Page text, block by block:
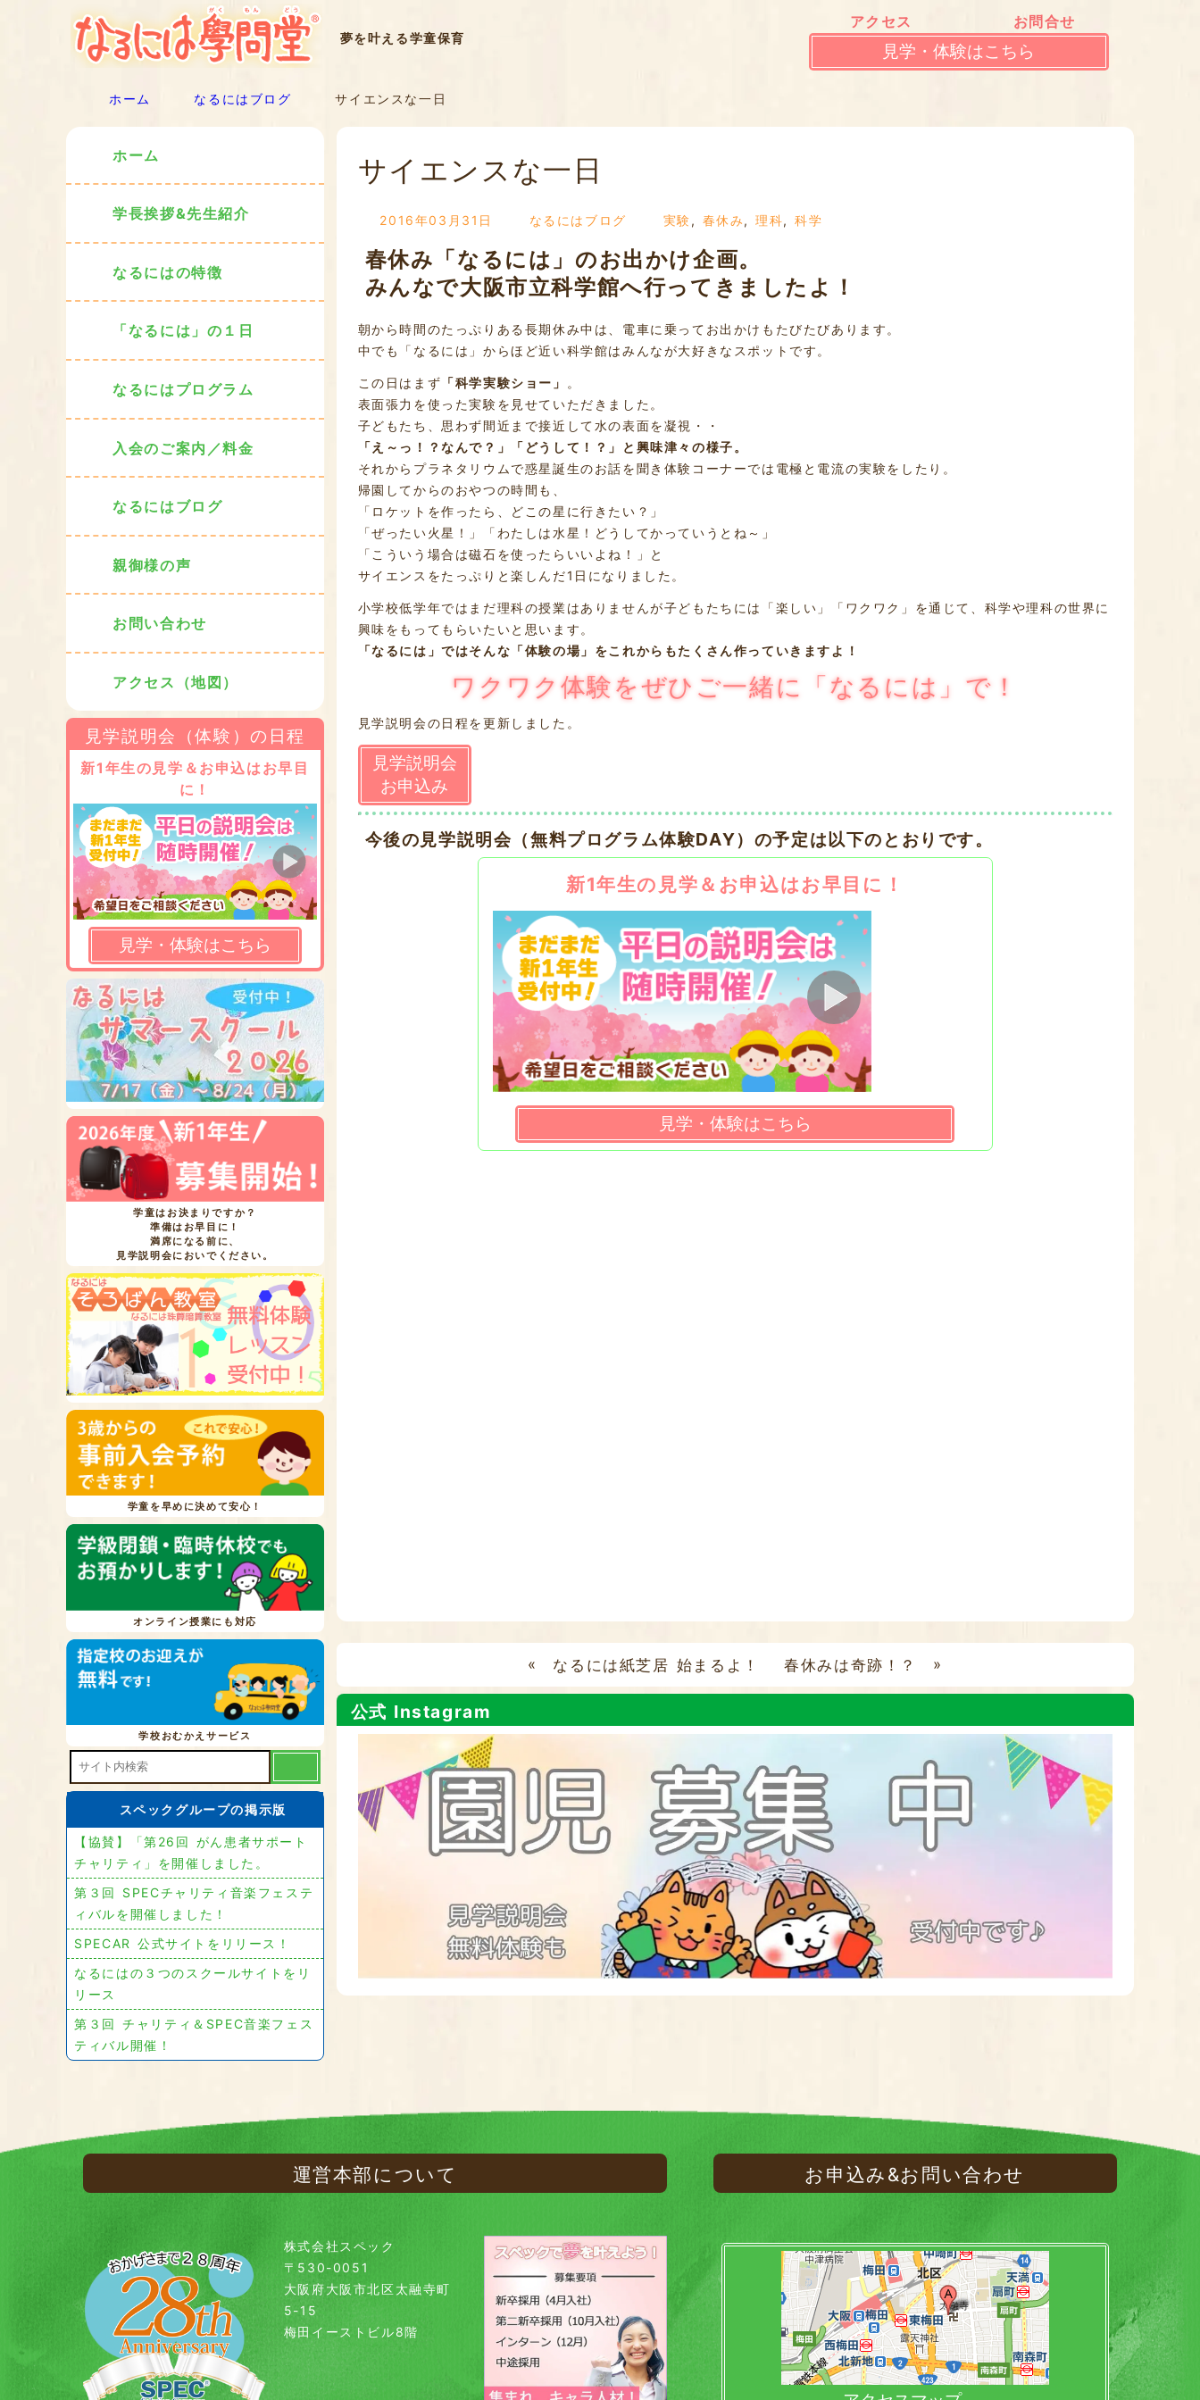
夢を叶える学童保育
アクセス お問合せ
見学・体験はこちら
ホーム なるにはブログ サイエンスな一日
サイエンスな一日
2016年03月31日 なるにはブログ 実験, 春休み,理科,科学
春休み「なるには」のお出かけ企画。
みんなで大阪市立科学館へ行ってきましたよ！
朝から時間のたっぷりある長期休み中は、電車に乗ってお出かけもたびたびあります。
中でも「なるには」からほど近い科学館はみんなが大好きなスポットです。
この日はまず 「科学実験ショー」
。
表面張力を使った実験を見せていただきました。
子どもたち、思わず間近まで接近して水の表面を凝視・・
「え～っ！？なんで？」「どうして！？」と興味津々の様子。
それからプラネタリウムで惑星誕生のお話を聞き体験コーナーでは電極と電流の実験をしたり。
帰園してからのおやつの時間も、
「ロケットを作ったら、どこの星に行きたい？」
「ぜったい火星！」「わたしは水星！どうしてかっていうとね～」
「こういう場合は磁石を使ったらいいよね！」と
サイエンスをたっぷりと楽しんだ1日になりました。
小学校低学年ではまだ理科の授業はありませんが子どもたちには「楽しい」「ワクワク」を通じて、科学や理科の世界に
興味をもってもらいたいと思います。
「なるには」ではそんな「体験の場」をこれからもたくさん作っていきますよ！
ワクワク体験をぜひご一緒に「なるには」で！
見学説明会の日程を更新しました。
見学説明会
お申込み
今後の見学説明会（無料プログラム体験DAY）の予定は以下のとおりです。
新1年生の見学＆お申込はお早目に！
見学・体験はこちら
« なるには紙芝居 始まるよ！ 春休みは奇跡！？ »
公式 Instagram
ホーム
学長挨拶&先生紹介
なるにはの特徴
「なるには」の１日
なるにはプログラム
入会のご案内／料金
なるにはブログ
親御様の声
お問い合わせ
アクセス（地図）
見学説明会（体験）の日程
新1年生の見学＆お申込はお早目
に！
見学・体験はこちら
学童はお決まりですか？
準備はお早目に！
満席になる前に、
見学説明会においでください。
学童を早めに決めて安心！
オンライン授業にも対応
学校おむかえサービス
スペックグループの掲示版
【協賛】「第26回 がん患者サポート
チャリティ」を開催しました。
第３回 SPECチャリティ音楽フェステ
ィバルを開催しました！
SPECAR 公式サイトをリリース！
なるにはの３つのスクールサイトをリ
リース
第３回 チャリティ＆SPEC音楽フェス
ティバル開催！
運営本部について
株式会社スペック
〒530-0051
大阪府大阪市北区太融寺町
5-15
梅田イーストビル8階
お申込み&お問い合わせ